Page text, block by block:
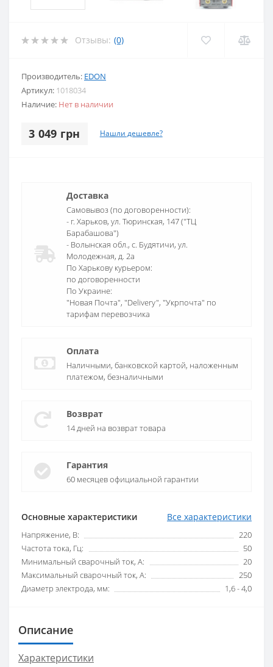
Отзывы: (0)
Производитель: EDON
Артикул: 1018034
Наличие: Нет в наличии
3 049 грн Нашли дешевле?
Основные характеристики Все характеристики
Напряжение, В:
220
Частота тока, Гц:
50
Минимальный сварочный ток, А:
20
Максимальный сварочный ток, А:
250
Диаметр электрода, мм:
1,6 - 4,0
Доставка
Самовывоз (по договоренности):
- г. Харьков, ул. Тюринская, 147 ("ТЦ
Барабашова")
- Волынская обл., c. Будятичи, ул.
Молодежная, д. 2а
По Харькову курьером:
по договоренности
По Украине:
"Новая Почта", "Delivery", "Укрпочта" по
тарифам перевозчика
Оплата
Наличными, банковской картой, наложенным
платежом, безналичными
Возврат
14 дней на возврат товара
Гарантия
60 месяцев официальной гарантии
Описание
Характеристики